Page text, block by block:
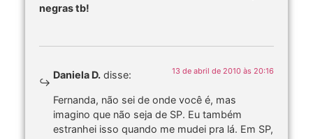
negras tb!
Daniela D. disse: 13 de abril de 2010 às 20:16
Fernanda, não sei de onde você é, mas
imagino que não seja de SP. Eu também
estranhei isso quando me mudei pra lá. Em SP,